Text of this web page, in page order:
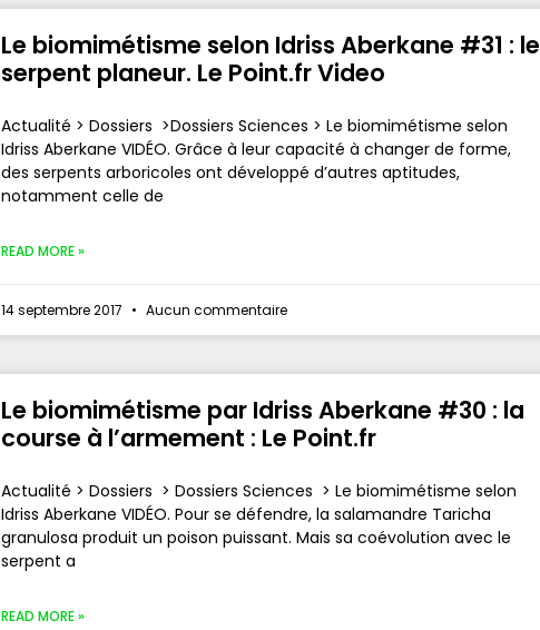
Le biomimétisme selon Idriss Aberkane #31 : le
serpent planeur. Le Point.fr Video
Actualité > Dossiers >Dossiers Sciences > Le biomimétisme selon
Idriss Aberkane VIDÉO. Grâce à leur capacité à changer de forme,
des serpents arboricoles ont développé d’autres aptitudes,
notamment celle de
READ MORE »
14 septembre 2017 Aucun commentaire
Le biomimétisme par Idriss Aberkane #30 : la
course à l’armement : Le Point.fr
Actualité > Dossiers > Dossiers Sciences > Le biomimétisme selon
Idriss Aberkane VIDÉO. Pour se défendre, la salamandre Taricha
granulosa produit un poison puissant. Mais sa coévolution avec le
serpent a
READ MORE »